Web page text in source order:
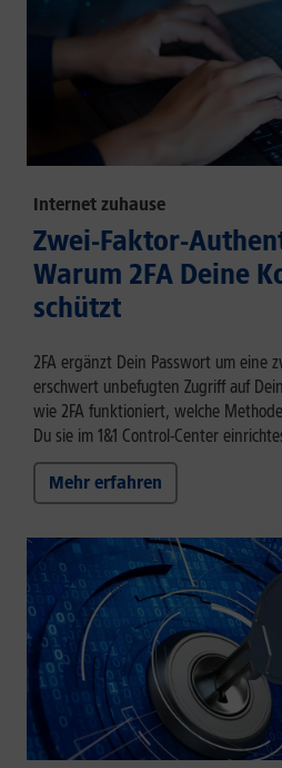
Internet zuhause
Zwei-Faktor-
Warum 2FA Deine
schützt
2FA ergänzt Dein Passwort um eine
erschwert unbefugten Zugriff auf
wie 2FA funktioniert, welche
Du sie im 1&1 Control-Center
Mehr erfahren